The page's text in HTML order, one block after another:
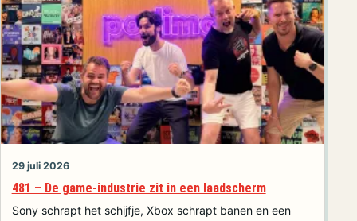
29 juli 2026
481 – De game-industrie zit in een laadscherm
Sony schrapt het schijfje, Xbox schrapt banen en een